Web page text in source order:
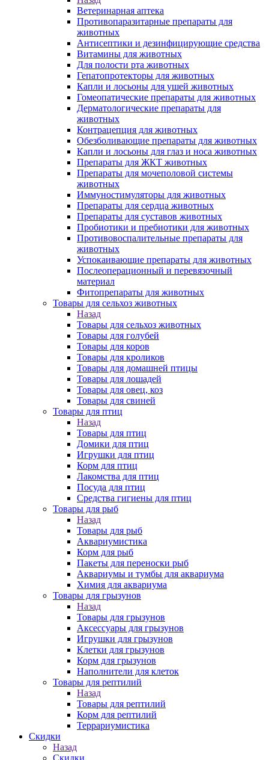
Ветеринарная аптека
Противопаразитарные препараты для
животных
Антисептики и дезинфицирующие средства
Витамины для животных
Для полости рта животных
Гепатопротекторы для животных
Капли и лосьоны для ушей животных
Гомеопатические препараты для животных
Дерматологические препараты для
животных
Контрацепция для животных
Обезболивающие препараты для животных
Капли и лосьоны для глаз и носа животных
Препараты для ЖКТ животных
Препараты для мочеполовой системы
животных
Иммуностимуляторы для животных
Препараты для сердца животных
Препараты для суставов животных
Пробиотики и пребиотики для животных
Противовоспалительные препараты для
животных
Успокаивающие препараты для животных
Послеоперационный и перевязочный
материал
Фитопрепараты для животных
Товары для сельхоз животных
Назад
Товары для сельхоз животных
Товары для голубей
Товары для коров
Товары для кроликов
Товары для домашней птицы
Товары для лошадей
Товары для овец, коз
Товары для свиней
Товары для птиц
Назад
Товары для птиц
Домики для птиц
Игрушки для птиц
Корм для птиц
Лакомства для птиц
Посуда для птиц
Средства гигиены для птиц
Товары для рыб
Назад
Товары для рыб
Аквариумистика
Корм для рыб
Пакеты для переноски рыб
Аквариумы и тумбы для аквариума
Химия для аквариума
Товары для грызунов
Назад
Товары для грызунов
Аксессуары для грызунов
Игрушки для грызунов
Клетки для грызунов
Корм для грызунов
Наполнители для клеток
Товары для рептилий
Назад
Товары для рептилий
Корм для рептилий
Террариумистика
Скидки
Назад
Скидки